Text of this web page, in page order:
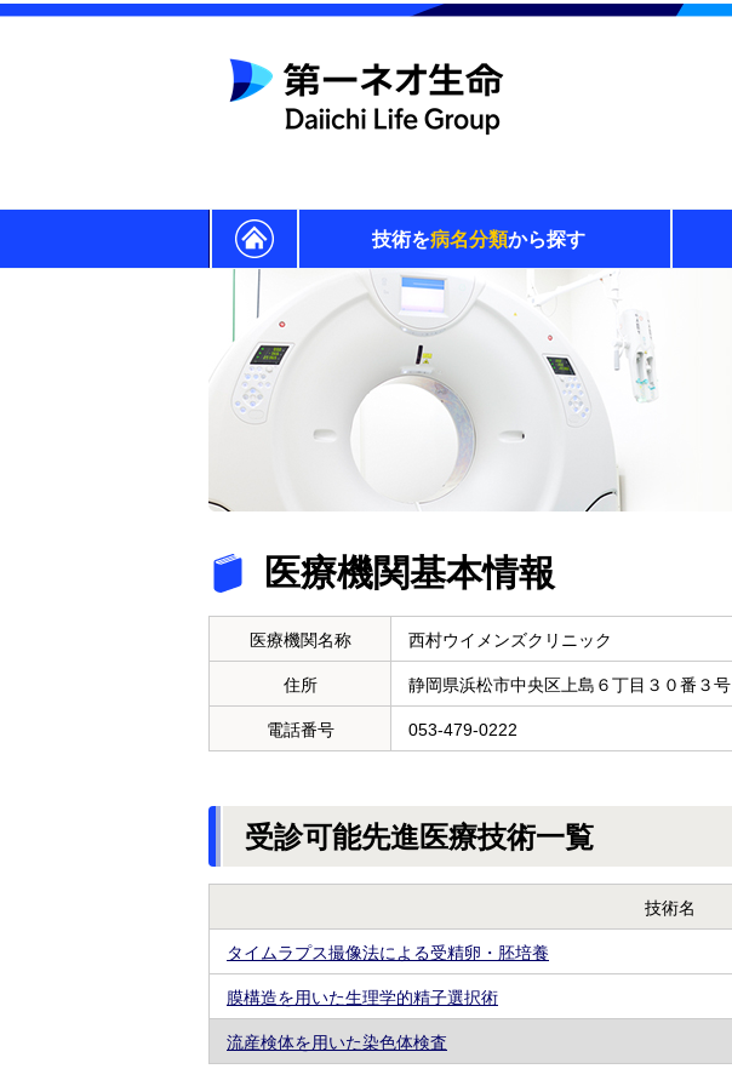
技術を病名分類から探す
医療機関基本情報
医療機関名称 西村ウイメンズクリニック
住所 静岡県浜松市中央区上島６丁目３０番３号
電話番号 053-479-0222
受診可能先進医療技術一覧
技術名
タイムラプス撮像法による受精卵・胚培養
膜構造を用いた生理学的精子選択術
流産検体を用いた染色体検査